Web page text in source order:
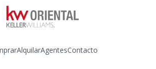
AlquilarAgentesContacto